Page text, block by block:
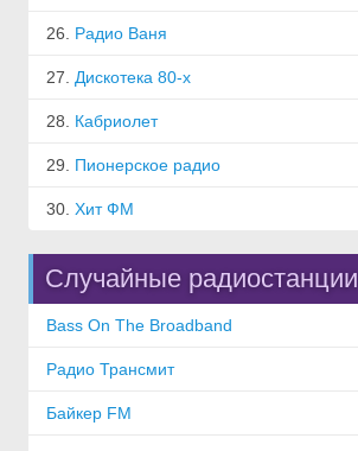
26. Радио Ваня
27. Дискотека 80-х
28. Кабриолет
29. Пионерское радио
30.Хит ФМ
Случайные радиостанции
Bass On The Broadband
Радио Трансмит
Байкер FM